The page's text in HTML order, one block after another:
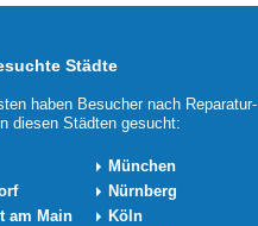
Städte
haben Besucher nach Reparatur-
diesen Städten gesucht:
München
Nürnberg
am Main
Köln